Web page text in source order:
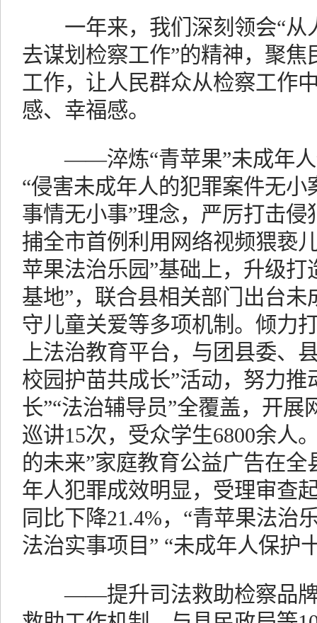
一年来，我们深刻领会“从
去谋划检察工作”的精神，聚
工作，让人民群众从检察工作
感、幸福感。
——淬炼“青苹果”未成年人
“侵害未成年人的犯罪案件无
事情无小事”理念，严厉打击
捕全市首例利用网络视频猥亵
苹果法治乐园”基础上，升级
基地”，联合县相关部门出台
守儿童关爱等多项机制。倾力
上法治教育平台，与团县委、
校园护苗共成长”活动，努力推
长”“法治辅导员”全覆盖，开
巡讲15次，受众学生6800余人
的未来”家庭教育公益广告在
年人犯罪成效明显，受理审查
同比下降21.4%，“青苹果法治
法治实事项目” “未成年人保护
——提升司法救助检察品牌